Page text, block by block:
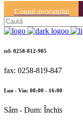
Contul avocatului
tel: 0258-812-905
fax: 0258-819-847
Lun - Vin: 08:00 - 16:00
Sâm - Dum: Închis